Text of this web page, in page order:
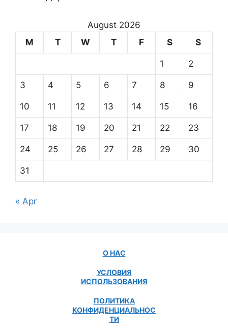
August 2026
M
T W T F S S
1 2
3 4 5 6 7 8 9
10 11 12 13 14 15 16
17 18 19 20 21 22 23
24 25 26 27 28 29 30
31
« Apr
О НАС
УСЛОВИЯ
ИСПОЛЬЗОВАНИЯ
ПОЛИТИКА
КОНФИДЕНЦИАЛЬНОС
ТИ